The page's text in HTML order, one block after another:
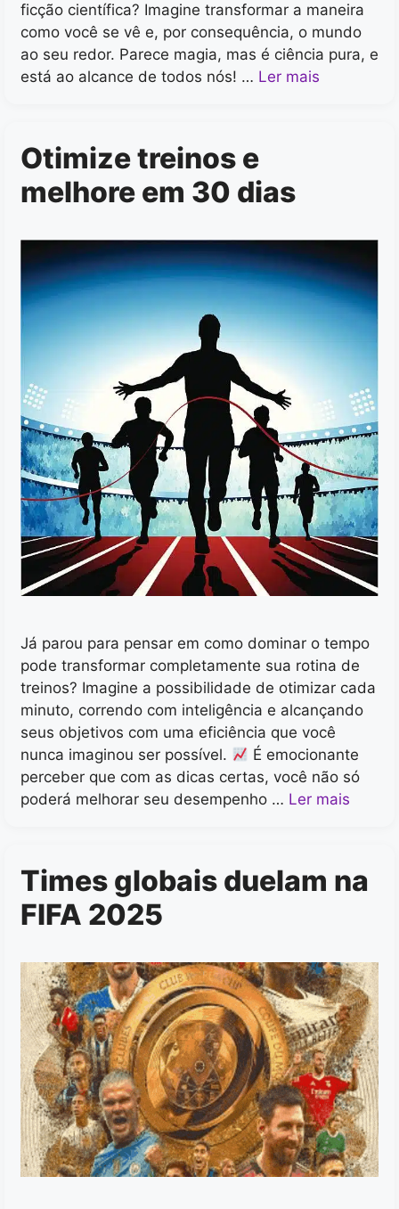
ficção científica? Imagine transformar a maneira
como você se vê e, por consequência, o mundo
ao seu redor. Parece magia, mas é ciência pura, e
está ao alcance de todos nós! … Ler mais
Otimize treinos e
melhore em 30 dias
Já parou para pensar em como dominar o tempo
pode transformar completamente sua rotina de
treinos? Imagine a possibilidade de otimizar cada
minuto, correndo com inteligência e alcançando
seus objetivos com uma eficiência que você
nunca imaginou ser possível.
É emocionante
perceber que com as dicas certas, você não só
poderá melhorar seu desempenho … Ler mais
Times globais duelam na
FIFA 2025